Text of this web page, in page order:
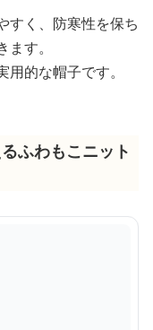
すく、防寒性を保ち
す。
的な帽子です。
ふわもこニット